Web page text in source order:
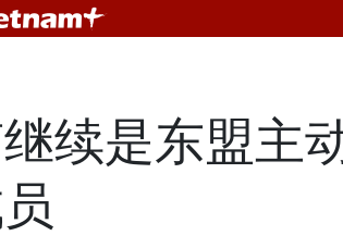
续是东盟主